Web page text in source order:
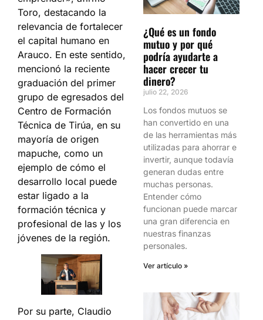
Toro, destacando la
relevancia de fortalecer
el capital humano en
Arauco. En este sentido,
mencionó la reciente
graduación del primer
grupo de egresados del
Centro de Formación
Técnica de Tirúa, en su
mayoría de origen
mapuche, como un
ejemplo de cómo el
desarrollo local puede
estar ligado a la
formación técnica y
profesional de las y los
jóvenes de la región.
Por su parte, Claudio
¿Qué es un fondo
mutuo y por qué
podría ayudarte a
hacer crecer tu
dinero?
julio 22, 2026
Los fondos mutuos se
han convertido en una
de las herramientas más
utilizadas para ahorrar e
invertir, aunque todavía
generan dudas entre
muchas personas.
Entender cómo
funcionan puede marcar
una gran diferencia en
nuestras finanzas
personales.
Ver artículo »